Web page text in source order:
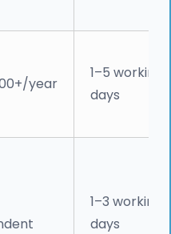
year
1–5 working
days
1–3 working
days